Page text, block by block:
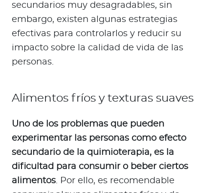
secundarios muy desagradables, sin
embargo, existen algunas estrategias
efectivas para controlarlos y reducir su
impacto sobre la calidad de vida de las
personas.
Alimentos fríos y texturas suaves
Uno de los problemas que pueden
experimentar las personas como efecto
secundario de la quimioterapia, es la
dificultad para consumir o beber ciertos
alimentos. Por ello, es recomendable